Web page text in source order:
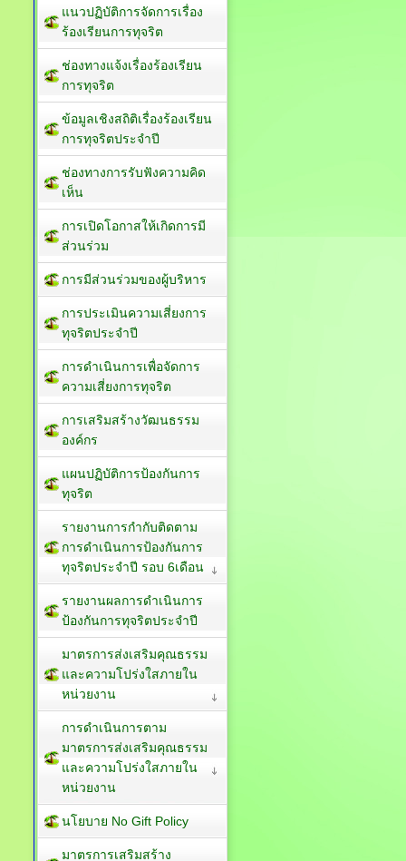
แนวปฏิบัติการจัดการเรื่อง
ร้องเรียนการทุจริต
ช่องทางแจ้งเรื่องร้องเรียน
การทุจริต
ข้อมูลเชิงสถิติเรื่องร้องเรียน
การทุจริตประจำปี
ช่องทางการรับฟังความคิด
เห็น
การเปิดโอกาสให้เกิดการมี
ส่วนร่วม
การมีส่วนร่วมของผู้บริหาร
การประเมินความเสี่ยงการ
ทุจริตประจำปี
การดำเนินการเพื่อจัดการ
ความเสี่ยงการทุจริต
การเสริมสร้างวัฒนธรรม
องค์กร
แผนปฏิบัติการป้องกันการ
ทุจริต
รายงานการกำกับติดตาม
การดำเนินการป้องกันการ
ทุจริตประจำปี รอบ 6เดือน
รายงานผลการดำเนินการ
ป้องกันการทุจริตประจำปี
มาตรการส่งเสริมคุณธรรม
และความโปร่งใสภายใน
หน่วยงาน
การดำเนินการตาม
มาตรการส่งเสริมคุณธรรม
และความโปร่งใสภายใน
หน่วยงาน
นโยบาย No Gift Policy
มาตรการเสริมสร้าง